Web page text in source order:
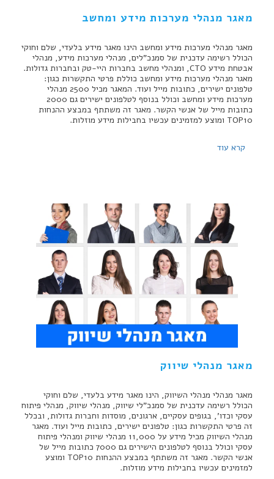
מאגר מנהלי מערכות מידע ומחשב
מאגר מנהלי מערכות מידע ומחשב הינו מאגר מידע בלעדי, שלם וחוקי
הכולל רשימה עדכנית של סמנכ"לים, מנהלי מערכות מידע, מנהלי
אבטחת מידע CTO, ומנהלי מחשב בחברות היי-טק ובחברות גדולות.
מאגר מנהלי מערכות מידע ומחשב כוללת פרטי התקשרות כגון:
טלפונים ישירים, כתובות מייל ועוד. המאגר מכיל 2500 מנהלי
מערכות מידע ומחשב וכולל בנוסף לטלפונים ישירים גם 2000
כתובות מייל של אנשי הקשר. מאגר זה משתתף במבצע ההנחות
TOP10 ומוצע למזמינים עכשיו בחבילות מידע מוזלות.
קרא עוד
מאגר מנהלי שיווק
מאגר מנהלי מנהלי השיווק, הינו מאגר מידע בלעדי, שלם וחוקי
הכולל רשימה עדכנית של סמנכ"לי שיווק, מנהלי שיווק, מנהלי פיתוח
עסקי וכדו', בגופים עסקיים, ארגונים, מוסדות וחברות גדולות, ובכלל
זה פרטי התקשרות כגון: טלפונים ישירים, כתובות מייל ועוד. מאגר
מנהלי השיווק מכיל מידע על 11,000 מנהלי שיווק ומנהלי פיתוח
עסקי וכולל בנוסף לטלפונים הישירים גם 7000 כתובות מייל של
אנשי הקשר. מאגר זה משתתף במבצע ההנחות TOP10 ומוצע
למזמינים עכשיו בחבילות מידע מוזלות.